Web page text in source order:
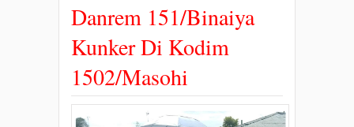
Danrem 151/Binaiya
Kunker Di Kodim
1502/Masohi